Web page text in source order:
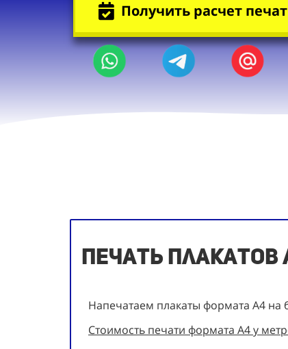
Получить расчет
Печать
Напечатаем плакаты формата А4 на
Стоимость печати формата А4 у